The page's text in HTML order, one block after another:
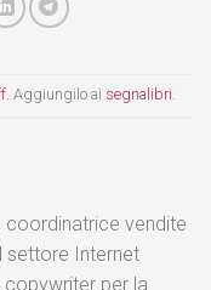
. Aggiungilo ai segnalibri
coordinatrice vendite
settore Internet
per la